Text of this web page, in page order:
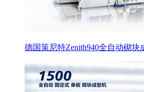
德国策尼特Zenith940全自动砌块